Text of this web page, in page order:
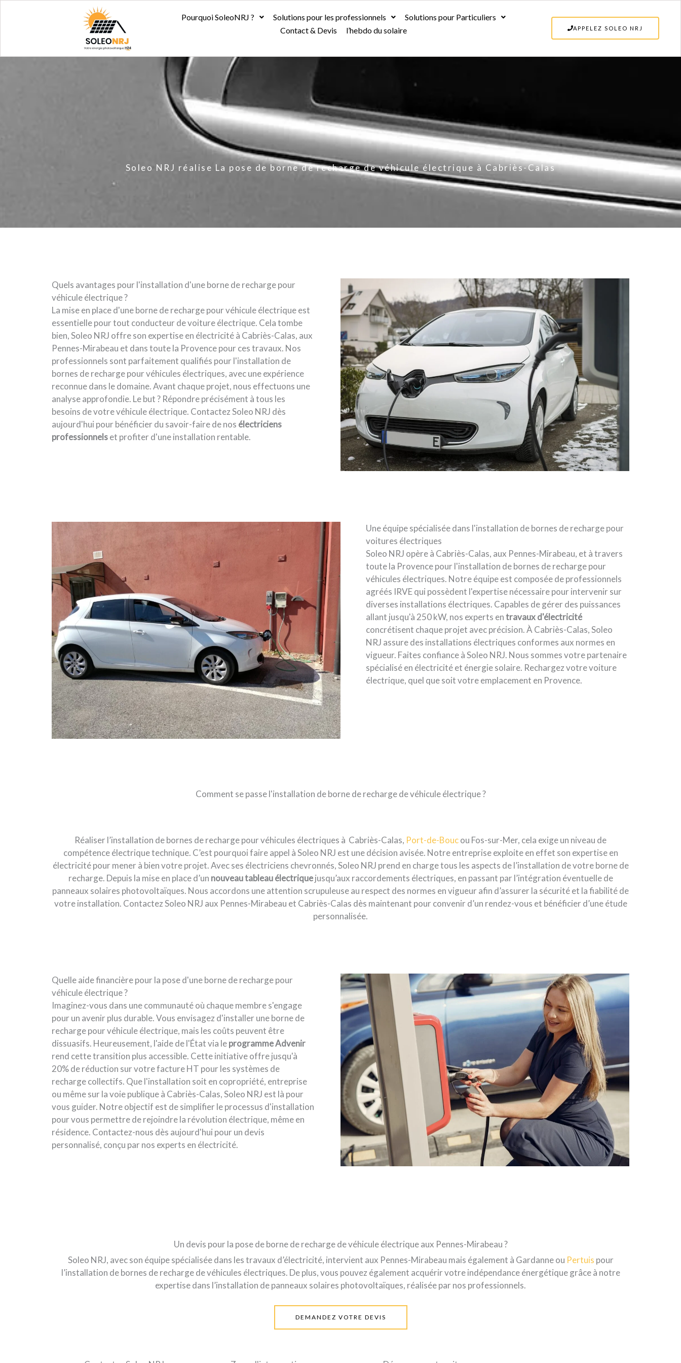
Pourquoi SoleoNRJ ? Solutions pour les professionnels
Solutions pour Particuliers
Contact & Devis
l’hebdo du solaire APPELEZ SOLEO
Pourquoi SoleoNRJ ? Solutions pour les professionnels
Solutions pour Particuliers
Contact & Devis
l’hebdo du solaire APPELEZ SOLEO NRJ
Soleo NRJ réalise La pose de borne de recharge de véhicule électrique à Cabriès-Calas
Quels avantages pour l'installation d'une borne de recharge pour
véhicule électrique ?
La mise en place d'une borne de recharge pour véhicule électrique est
essentielle pour tout conducteur de voiture électrique. Cela tombe
bien, Soleo NRJ offre son expertise en électricité à Cabriès-Calas, aux
Pennes-Mirabeau et dans toute la Provence pour ces travaux. Nos
professionnels sont parfaitement qualifiés pour l'installation de
bornes de recharge pour véhicules électriques, avec une expérience
reconnue dans le domaine. Avant chaque projet, nous effectuons une
analyse approfondie. Le but ? Répondre précisément à tous les
besoins de votre véhicule électrique. Contactez Soleo NRJ dès
aujourd'hui pour bénéficier du savoir-faire de nos électriciens
professionnelset profiter d'une installation rentable.
Une équipe spécialisée dans l'installation de bornes de recharge pour
voitures électriques
Soleo NRJ opère à Cabriès-Calas, aux Pennes-Mirabeau, et à travers
toute la Provence pour l'installation de bornes de recharge pour
véhicules électriques. Notre équipe est composée de professionnels
agréés IRVE qui possèdent l'expertise nécessaire pour intervenir sur
diverses installations électriques. Capables de gérer des puissances
allant jusqu'à 250 kW, nos experts entravaux d'électricité
concrétisent chaque projet avec précision. À Cabriès-Calas, Soleo
NRJ assure des installations électriques conformes aux normes en
vigueur. Faites confiance à Soleo NRJ. Nous sommes votre partenaire
spécialisé en électricité et énergie solaire. Rechargez votre voiture
électrique, quel que soit votre emplacement en Provence.
Comment se passe l'installation de borne de recharge de véhicule électrique ?
Réaliser l’installation de bornes de recharge pour véhicules électriques à Cabriès-Calas, Port-de-Boucou Fos-sur-Mer, cela exige un niveau de
compétence électrique technique. C’est pourquoi faire appel à Soleo NRJ est une décision avisée. Notre entreprise exploite en effet son expertise en
électricité pour mener à bien votre projet. Avec ses électriciens chevronnés, Soleo NRJ prend en charge tous les aspects de l’installation de votre borne de
recharge. Depuis la mise en place d’un nouveau tableau électriquejusqu’aux raccordements électriques, en passant par l’intégration éventuelle de
panneaux solaires photovoltaïques. Nous accordons une attention scrupuleuse au respect des normes en vigueur afin d’assurer la sécurité et la fiabilité de
votre installation. Contactez Soleo NRJ aux Pennes-Mirabeau et Cabriès-Calas dès maintenant pour convenir d’un rendez-vous et bénéficier d’une étude
personnalisée.
Quelle aide financière pour la pose d'une borne de recharge pour
véhicule électrique ?
Imaginez-vous dans une communauté où chaque membre s'engage
pour un avenir plus durable. Vous envisagez d'installer une borne de
recharge pour véhicule électrique, mais les coûts peuvent être
dissuasifs. Heureusement, l'aide de l'État via leprogramme Advenir
rend cette transition plus accessible. Cette initiative offre jusqu'à
20% de réduction sur votre facture HT pour les systèmes de
recharge collectifs. Que l'installation soit en copropriété, entreprise
ou même sur la voie publique à Cabriès-Calas, Soleo NRJ est là pour
vous guider. Notre objectif est de simplifier le processus d'installation
pour vous permettre de rejoindre la révolution électrique, même en
résidence. Contactez-nous dès aujourd'hui pour un devis
personnalisé, conçu par nos experts en électricité.
Un devis pour la pose de borne de recharge de véhicule électrique aux Pennes-Mirabeau ?
Soleo NRJ, avec son équipe spécialisée dans les travaux d’électricité, intervient aux Pennes-Mirabeau mais également à Gardanne ou Pertuis pour
l’installation de bornes de recharge de véhicules électriques. De plus, vous pouvez également acquérir votre indépendance énergétique grâce à notre
expertise dans l’installation de panneaux solaires photovoltaïques, réalisée par nos professionnels.
DEMANDEZ VOTRE DEVIS